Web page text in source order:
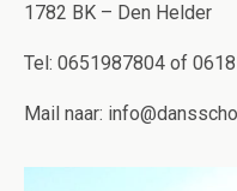
1782 BK – Den Helder
Tel: 0651987804 of
Mail naar: